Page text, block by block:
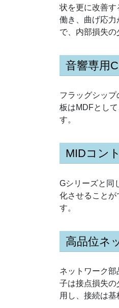
状を更に改善
働き、曲げ応
で、内部損失の
音響専用
フラッグシッ
板はMDFとし
す。
MIDコン
Gシリーズと同
化させることが
す。
高品位ネ
ネットワーク
子は接点損失
用し、接続は